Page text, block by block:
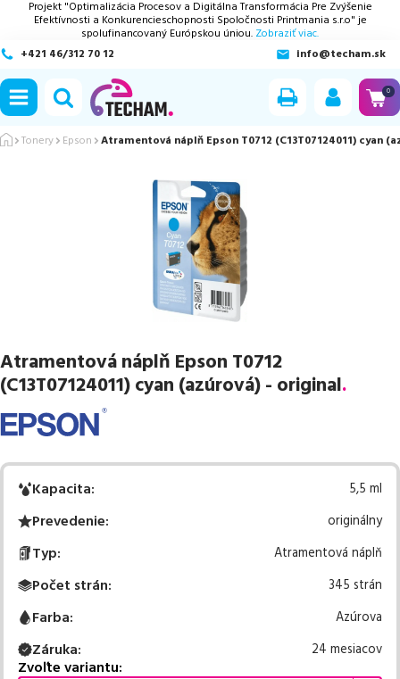
Projekt "Optimalizácia Procesov a Digitálna Transformácia Pre Zvýšenie
Efektívnosti a Konkurencieschopnosti Spoločnosti Printmania s.r.o" je
spolufinancovaný Európskou úniou. Zobraziť viac.
+421 46/312 70 12
info@techam.sk
0
Tonery Epson Atramentová náplň Epson T0712 (C13T07124011) cyan
Atramentová náplň Epson T0712
(C13T07124011) cyan (azúrová) - original.
Kapacita: 5,5 ml
Prevedenie: originálny
Typ: Atramentová náplň
Počet strán: 345 strán
Farba: Azúrova
Záruka: 24 mesiacov
Zvoľte variantu: